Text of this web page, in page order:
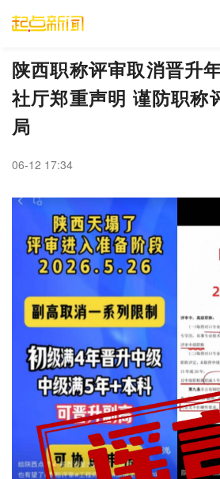
陕西职称评审取消晋升
社厅郑重声明 谨防职称
局
06-12 17:34